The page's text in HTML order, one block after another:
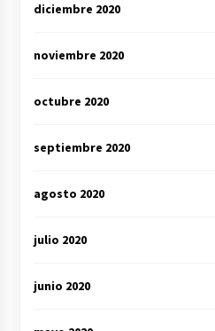
diciembre 2020
noviembre 2020
octubre 2020
septiembre 2020
agosto 2020
julio 2020
junio 2020